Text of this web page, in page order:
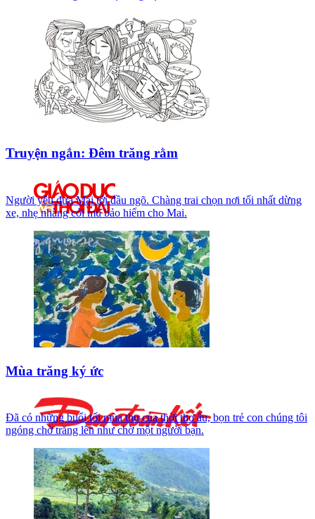
Truyện ngắn: Đêm trăng rằm
Người yêu đưa Mai tới đầu ngõ. Chàng trai chọn nơi tối nhất dừng
xe, nhẹ nhàng cởi mũ bảo hiểm cho Mai.
Mùa trăng ký ức
Đã có những buổi tối mùa thu của thời thơ ấu, bọn trẻ con chúng tôi
ngóng chờ trăng lên như chờ một người bạn.